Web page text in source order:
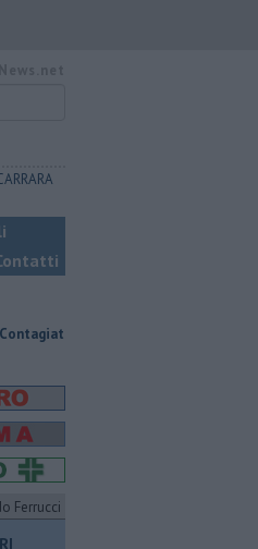
legionella, non ce l'ha fatta
Ferrucci